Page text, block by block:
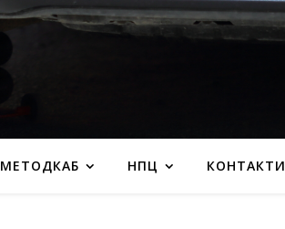
МЕТОДКАБ НПЦ КОНТАКТИ